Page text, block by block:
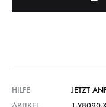
HILFE
JETZT